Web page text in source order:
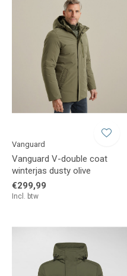
Vanguard
Vanguard V-double coat
winterjas dusty olive
€299,99
Incl. btw